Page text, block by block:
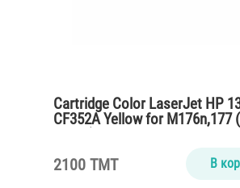
Cartridge Color LaserJet HP
CF352A Yellow for M176n,177
pages)
2100 TMT В